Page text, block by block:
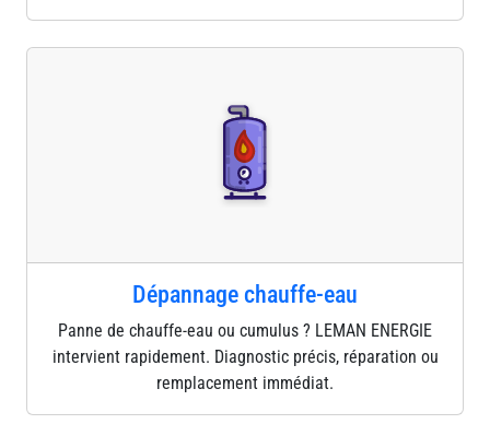
Dépannage chauffe-eau
Panne de chauffe-eau ou cumulus ? LEMAN ENERGIE
intervient rapidement. Diagnostic précis, réparation ou
remplacement immédiat.